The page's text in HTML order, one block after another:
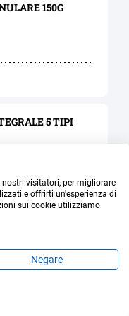
150G
5 TIPI
visitatori, per migliorare
e offrirti un'esperienza di
sui cookie utilizziamo
Negare